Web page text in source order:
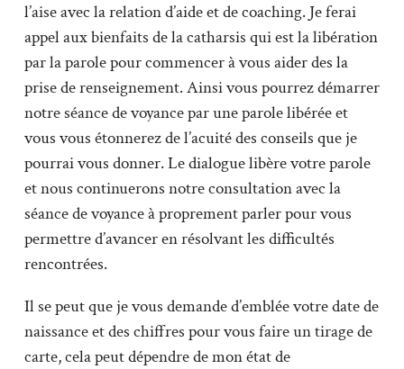
l’aise avec la relation d’aide et de coaching. Je ferai
appel aux bienfaits de la catharsis qui est la libération
par la parole pour commencer à vous aider des la
prise de renseignement. Ainsi vous pourrez démarrer
notre séance de voyance par une parole libérée et
vous vous étonnerez de l’acuité des conseils que je
pourrai vous donner. Le dialogue libère votre parole
et nous continuerons notre consultation avec la
séance de voyance à proprement parler pour vous
permettre d’avancer en résolvant les difficultés
rencontrées.
Il se peut que je vous demande d’emblée votre date de
naissance et des chiffres pour vous faire un tirage de
carte, cela peut dépendre de mon état de